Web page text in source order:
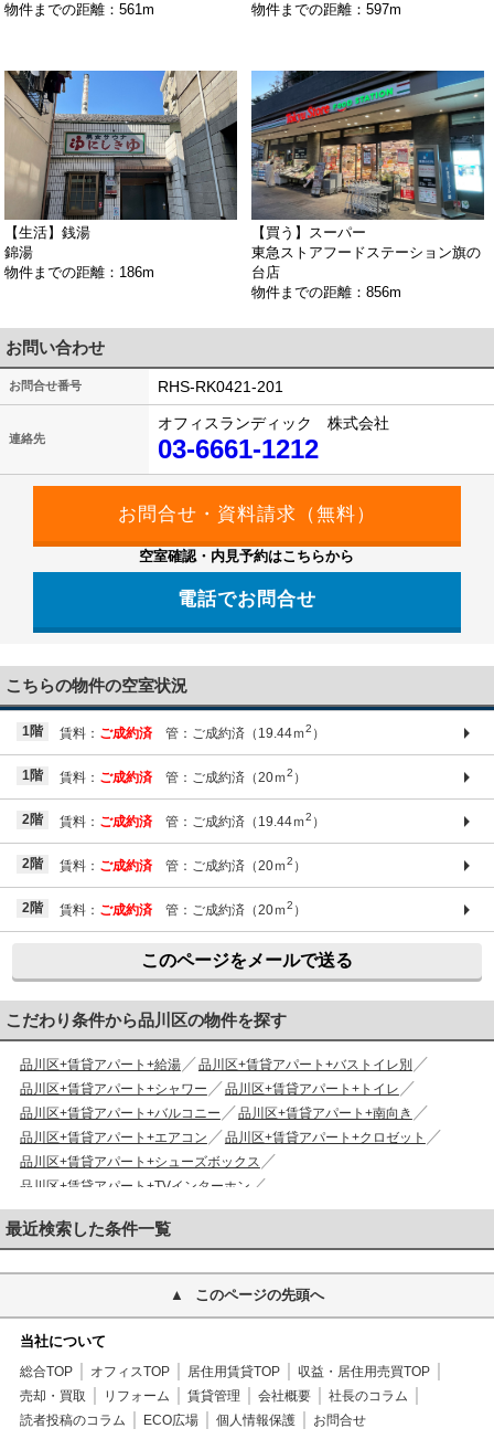
物件までの距離：561m
物件までの距離：597m
【生活】銭湯
錦湯
物件までの距離：186m
【買う】スーパー
東急ストアフードステーション旗の
台店
物件までの距離：856m
お問い合わせ
お問合せ番号 RHS-RK0421-201
連絡先
オフィスランディック 株式会社
03-6661-1212
空室確認・内見予約はこちらから
電話でお問合せ
こちらの物件の空室状況
1階 賃料： ご成約済 管：ご成約済（19.44ｍ2 ）
1階 賃料： ご成約済 管：ご成約済（20ｍ2 ）
2階 賃料： ご成約済 管：ご成約済（19.44ｍ2 ）
2階 賃料： ご成約済 管：ご成約済（20ｍ2 ）
2階 賃料： ご成約済 管：ご成約済（20ｍ2 ）
このページをメールで送る
こだわり条件から品川区の物件を探す
品川区+賃貸アパート+給湯
品川区+賃貸アパート+バストイレ別
品川区+賃貸アパート+シャワー
品川区+賃貸アパート+トイレ
品川区+賃貸アパート+バルコニー
品川区+賃貸アパート+南向き
品川区+賃貸アパート+エアコン
品川区+賃貸アパート+クロゼット
品川区+賃貸アパート+シューズボックス
品川区+賃貸アパート+TVインターホン
品川区+賃貸アパート+宅配ボックス
品川区+賃貸アパート+敷地内ごみ置
品川区+賃貸アパート+室外洗濯機置き場
品川区+賃貸アパート+仲介手数料不要
品川区+賃貸アパート+保証人不要
品川区+賃貸アパート+保証会社利用可
品川区+賃貸アパート+２Ｆ以上
最近検索した条件一覧
このページの先頭へ
当社について
総合TOP オフィスTOP 居住用賃貸TOP
収益・居住用売買TOP
売却・買取
リフォーム 賃貸管理 会社概要
社長のコラム
読者投稿のコラム
ECO広場 個人情報保護 お問合せ